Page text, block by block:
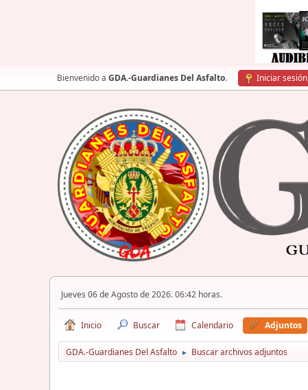
Bienvenido a GDA.-Guardianes Del Asfalto. Iniciar sesión
Jueves 06 de Agosto de 2026. 06:42 horas.
Inicio Buscar Calendario Adjuntos
GDA.-Guardianes Del Asfalto ► Buscar archivos adjuntos